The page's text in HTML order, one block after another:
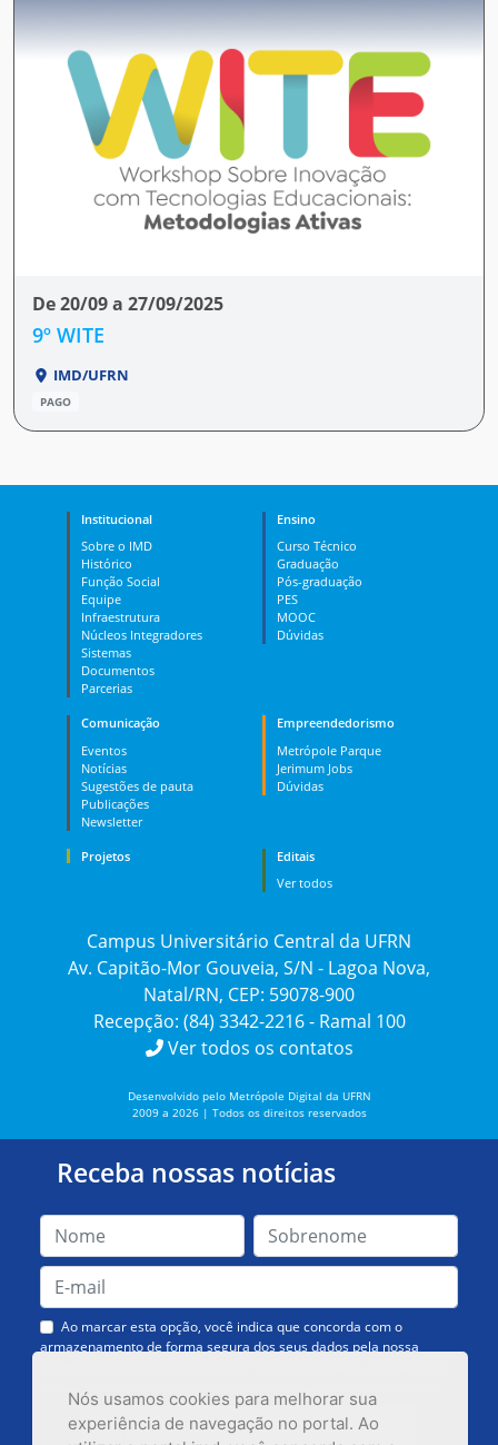
Nós usamos cookies para melhorar sua
experiência de navegação no portal. Ao
De 20/09 a 27/09/2025
9º WITE
IMD/UFRN
PAGO
Institucional
Sobre o IMD
Histórico
Função Social
Equipe
Infraestrutura
Núcleos Integradores
Sistemas
Documentos
Parcerias
Ensino
Curso Técnico
Graduação
Pós-graduação
PES
MOOC
Dúvidas
Comunicação
Eventos
Notícias
Sugestões de pauta
Publicações
Newsletter
Empreendedorismo
Metrópole Parque
Jerimum Jobs
Dúvidas
Projetos
Editais
Ver todos
Campus Universitário Central da UFRN
Av. Capitão-Mor Gouveia, S/N - Lagoa Nova,
Natal/RN, CEP: 59078-900
Recepção: (84) 3342-2216 - Ramal 100
Ver todos os contatos
Desenvolvido pelo Metrópole Digital da UFRN
2009 a 2026 | Todos os direitos reservados
Receba nossas notícias
Ao marcar esta opção, você indica que concorda com o
armazenamento de forma segura dos seus dados pela nossa